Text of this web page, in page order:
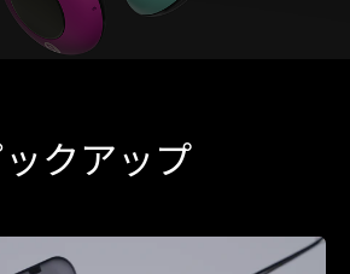
クアップ